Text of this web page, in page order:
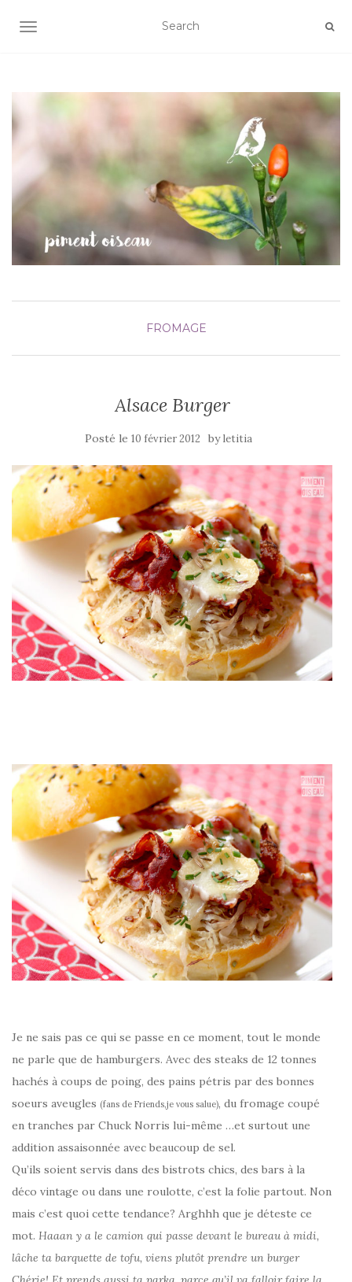
AFFICHER/MASQUER LA NAVIGATION
FROMAGE
Alsace Burger
Posté le 10 février 2012 byletitia
Je ne sais pas ce qui se passe en ce moment, tout le monde
ne parle que de hamburgers. Avec des steaks de 12 tonnes
hachés à coups de poing, des pains pétris par des bonnes
soeurs aveugles (fans de Friends,je vous salue), du fromage coupé
en tranches par Chuck Norris lui-même …et surtout une
addition assaisonnée avec beaucoup de sel.
Qu’ils soient servis dans des bistrots chics, des bars à la
déco vintage ou dans une roulotte, c’est la folie partout. Non
mais c’est quoi cette tendance? Arghhh que je déteste ce
mot. Haaan y a le camion qui passe devant le bureau à midi,
lâche ta barquette de tofu, viens plutôt prendre un burger